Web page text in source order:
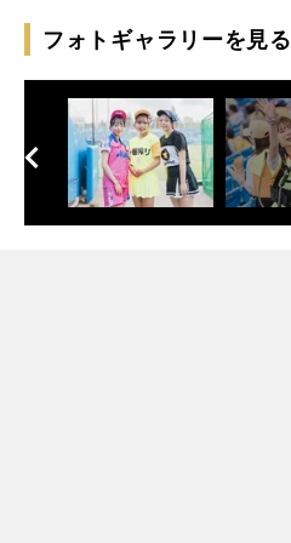
フォトギャラリーを見る
次
へ